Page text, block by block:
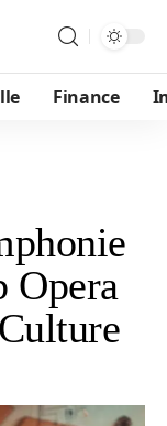
Finance
Opera